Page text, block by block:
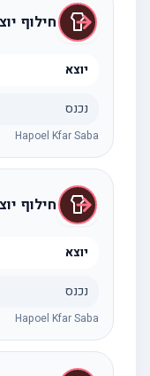
חילוף יוצא
יוצא
נכנס
Hapoel Kfar Saba
חילוף יוצא
יוצא
נכנס
Hapoel Kfar Saba